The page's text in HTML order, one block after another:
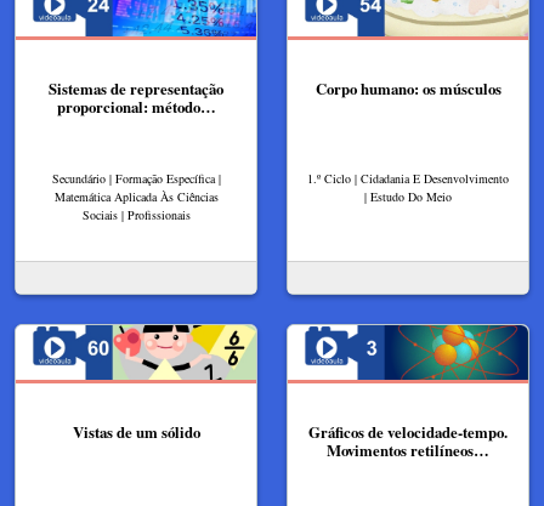
Sistemas de representação
proporcional: método…
Secundário | Formação Específica |
Matemática Aplicada Às Ciências
Sociais | Profissionais
Corpo humano: os músculos
1.º Ciclo | Cidadania E Desenvolvimento
| Estudo Do Meio
Vistas de um sólido
Gráficos de velocidade-tempo.
Movimentos retilíneos…